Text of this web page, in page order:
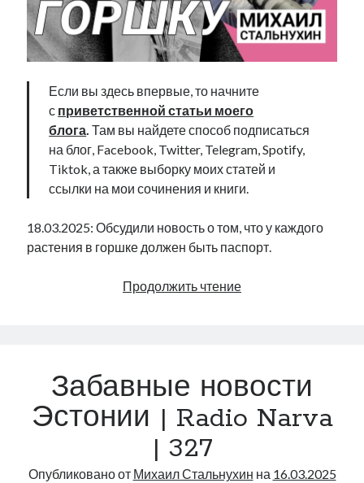
Если вы здесь впервые, то начните
с приветственной статьи моего
блога. Там вы найдете способ подписаться
на блог, Facebook, Twitter, Telegram, Spotify,
Tiktok, а также выборку моих статей и
ссылки на мои сочинения и книги.
18.03.2025: Обсудили новость о том, что у каждого
растения в горшке должен быть паспорт.
Продолжить чтениеЕвросоюз:
Radio
|
Забавные новости
Эстонии | Radio Narva
| 327
Опубликовано от Михаил Стальнухин на 16.03.2025